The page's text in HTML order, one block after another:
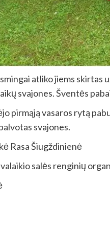
atliko jiems skirtas
svajones. Šventės
pirmąją vasaros rytą
svajones.
Rasa Šiugždinienė
salės renginių